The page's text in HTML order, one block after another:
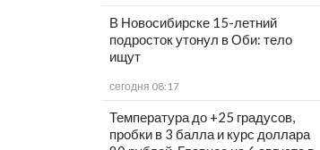
В Новосибирске 15-летний
подросток утонул в Оби: тело
ищут
сегодня 08:17
Температура до +25 градусов,
пробки в 3 балла и курс доллара